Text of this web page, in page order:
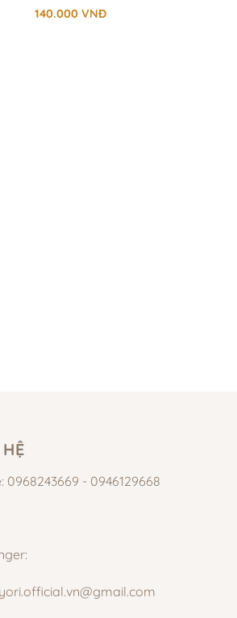
140.000 VNĐ
0968243669 - 0946129668